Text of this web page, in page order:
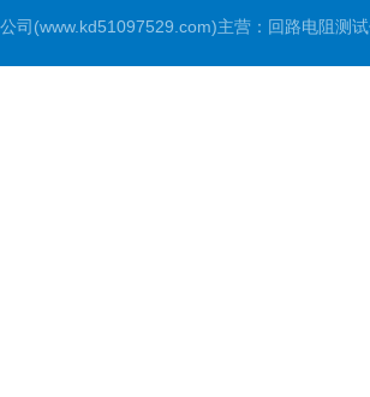
公司(www.kd51097529.com)主营：回路电阻